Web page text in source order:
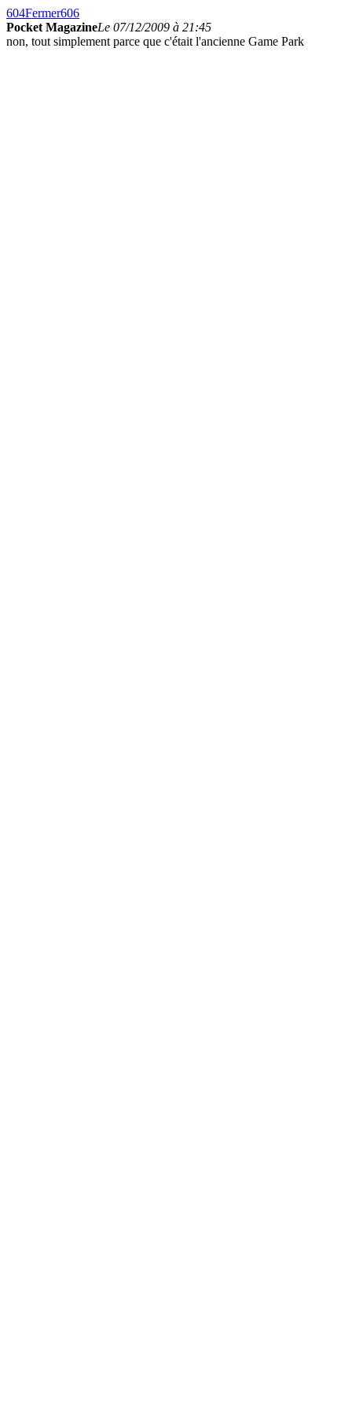
604Fermer606
Pocket MagazineLe 07/12/2009 à 21:45
non, tout simplement parce que c'était l'ancienne Game Park